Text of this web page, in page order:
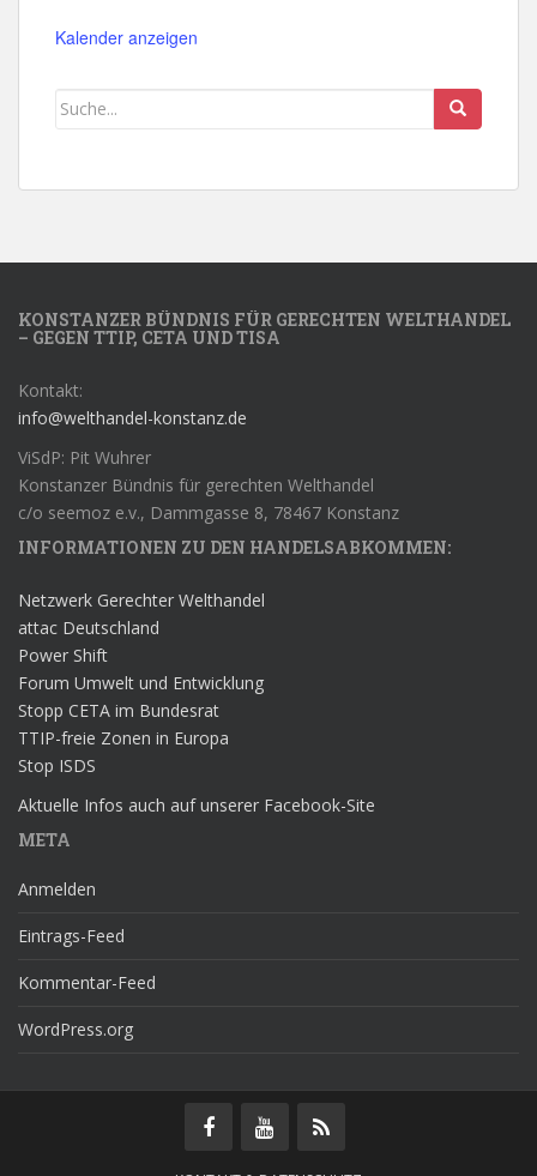
Kalender anzeigen
KONSTANZER BÜNDNIS FÜR GERECHTEN WELTHANDEL
– GEGEN TTIP, CETA UND TISA
Kontakt:
info@welthandel-konstanz.de
ViSdP: Pit Wuhrer
Konstanzer Bündnis für gerechten Welthandel
c/o seemoz e.v., Dammgasse 8, 78467 Konstanz
INFORMATIONEN ZU DEN HANDELSABKOMMEN:
Netzwerk Gerechter Welthandel
attac Deutschland
Power Shift
Forum Umwelt und Entwicklung
Stopp CETA im Bundesrat
TTIP-freie Zonen in Europa
Stop ISDS
Aktuelle Infos auch auf unserer Facebook-Site
META
Anmelden
Eintrags-Feed
Kommentar-Feed
WordPress.org